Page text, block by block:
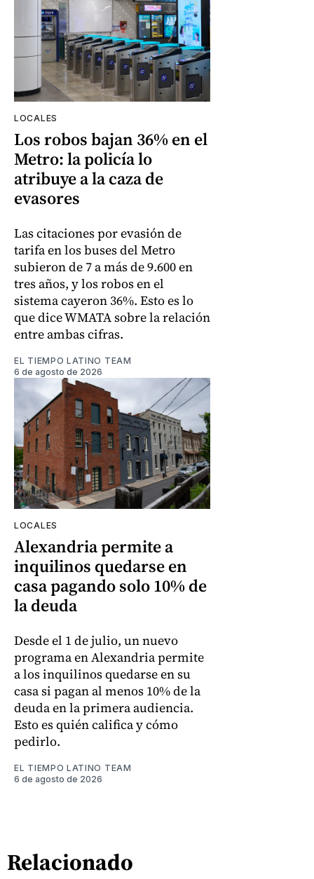
LOCALES
Los robos bajan 36% en el
Metro: la policía lo
atribuye a la caza de
evasores
Las citaciones por evasión de
tarifa en los buses del Metro
subieron de 7 a más de 9.600 en
tres años, y los robos en el
sistema cayeron 36%. Esto es lo
que dice WMATA sobre la relación
entre ambas cifras.
EL TIEMPO LATINO TEAM
6 de agosto de 2026
LOCALES
Alexandria permite a
inquilinos quedarse en
casa pagando solo 10% de
la deuda
Desde el 1 de julio, un nuevo
programa en Alexandria permite
a los inquilinos quedarse en su
casa si pagan al menos 10% de la
deuda en la primera audiencia.
Esto es quién califica y cómo
pedirlo.
EL TIEMPO LATINO TEAM
6 de agosto de 2026
Relacionado